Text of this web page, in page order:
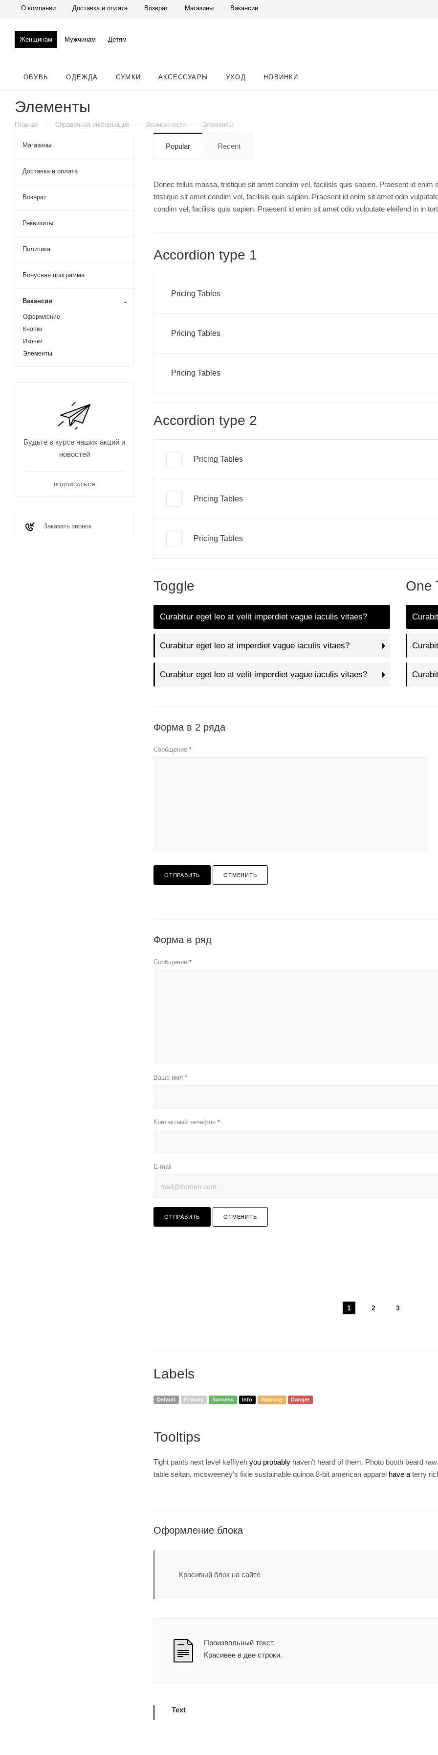
О компании Доставка и оплата Возврат Магазины Вакансии
Женщинам Мужчинам Детям
ОБУВЬ ОДЕЖДА СУМКИ АКСЕССУАРЫ УХОД НОВИНКИ
Элементы
Главная — Справочная информация — Возможности — Элементы
Popular Recent
Donec tellus massa, tristique sit amet condim vel, facilisis quis sapien. Praesent id
tristique sit amet condim vel, facilisis quis sapien. Praesent id enim sit amet odio
condim vel, facilisis quis sapien. Praesent id enim sit amet odio vulputate eleifend in in
Accordion type 1
Pricing Tables
Pricing Tables
Pricing Tables
Accordion type 2
Pricing Tables
Pricing Tables
Pricing Tables
Toggle
Curabitur eget leo at velit imperdiet vague iaculis vitaes?
Curabitur eget leo at imperdiet vague iaculis vitaes?
Curabitur eget leo at velit imperdiet vague iaculis vitaes?
One
Форма в 2 ряда
Сообщение *
ОТПРАВИТЬ ОТМЕНИТЬ
Форма в ряд
Сообщение *
Ваше имя *
Контактный телефон *
E-mail
ОТПРАВИТЬ ОТМЕНИТЬ
1 2 3
Labels
Default Primary Success Info Warning Danger
Tooltips
Tight pants next level keffiyeh you probably haven't heard of them. Photo booth beard
table seitan, mcsweeney's fixie sustainable quinoa 8-bit american apparel have a terry
Оформление блока
Красивый блок на сайте
Произвольный текст.
Красивее в две строки.
Text
Магазины
Доставка и оплата
Возврат
Реквизиты
Политика
Бонусная программа
Вакансии
Оформление
Кнопки
Иконки
Элементы
Будьте в курсе наших акций и
новостей
ПОДПИСАТЬСЯ
Заказать звонок